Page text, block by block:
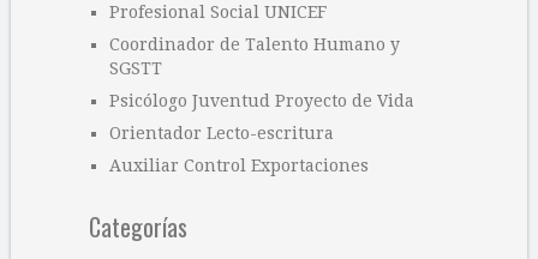
Profesional Social UNICEF
Coordinador de Talento Humano y
SGSTT
Psicólogo Juventud Proyecto de Vida
Orientador Lecto-escritura
Auxiliar Control Exportaciones
Categorías